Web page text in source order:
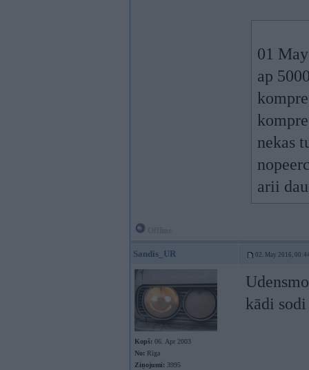
01
ap
nekas
arii
Sandis_UR 02. May 2016,
Kopš: 06. Apr 2003
No: Rīga
Ziņojumi: 3995
kādi